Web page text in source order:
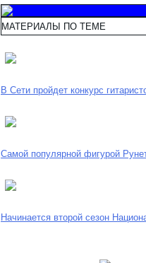
МАТЕРИАЛЫ ПО ТЕМЕ
В Сети пройдет конкурс
Самой популярной фигурой
Начинается второй сезон